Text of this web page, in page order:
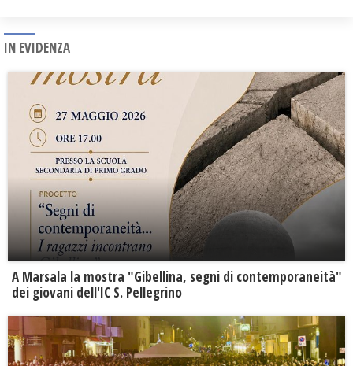
IN EVIDENZA
A Marsala la mostra "Gibellina, segni di contemporaneità"
dei giovani dell'IC S. Pellegrino